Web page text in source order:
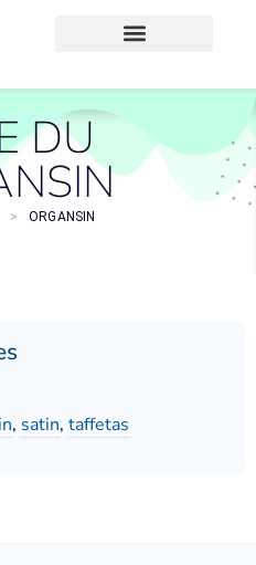
DU
> ORGANSIN
, satin, taffetas